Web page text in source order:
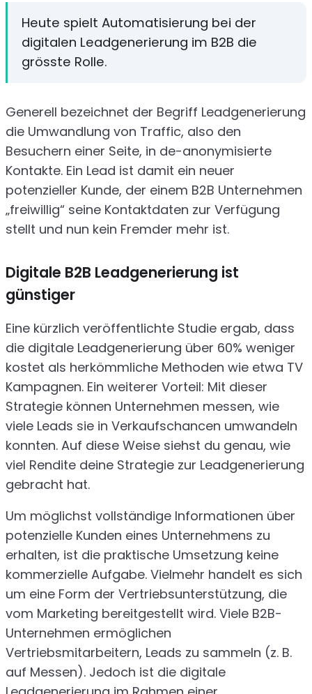
Heute spielt Automatisierung bei der
digitalen Leadgenerierung im B2B die
grösste Rolle.
Generell bezeichnet der Begriff Leadgenerierung
die Umwandlung von Traffic, also den
Besuchern einer Seite, in de-anonymisierte
Kontakte. Ein Lead ist damit ein neuer
potenzieller Kunde, der einem B2B Unternehmen
„freiwillig“ seine Kontaktdaten zur Verfügung
stellt und nun kein Fremder mehr ist.
Digitale B2B Leadgenerierung ist
günstiger
Eine kürzlich veröffentlichte Studie ergab, dass
die digitale Leadgenerierung über 60% weniger
kostet als herkömmliche Methoden wie etwa TV
Kampagnen. Ein weiterer Vorteil: Mit dieser
Strategie können Unternehmen messen, wie
viele Leads sie in Verkaufschancen umwandeln
konnten. Auf diese Weise siehst du genau, wie
viel Rendite deine Strategie zur Leadgenerierung
gebracht hat.
Um möglichst vollständige Informationen über
potenzielle Kunden eines Unternehmens zu
erhalten, ist die praktische Umsetzung keine
kommerzielle Aufgabe. Vielmehr handelt es sich
um eine Form der Vertriebsunterstützung, die
vom Marketing bereitgestellt wird. Viele B2B-
Unternehmen ermöglichen
Vertriebsmitarbeitern, Leads zu sammeln (z. B.
auf Messen). Jedoch ist die digitale